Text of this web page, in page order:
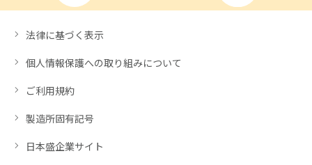
法律に基づく表示
個人情報保護への取り組みについて
ご利用規約
製造所固有記号
日本盛企業サイト